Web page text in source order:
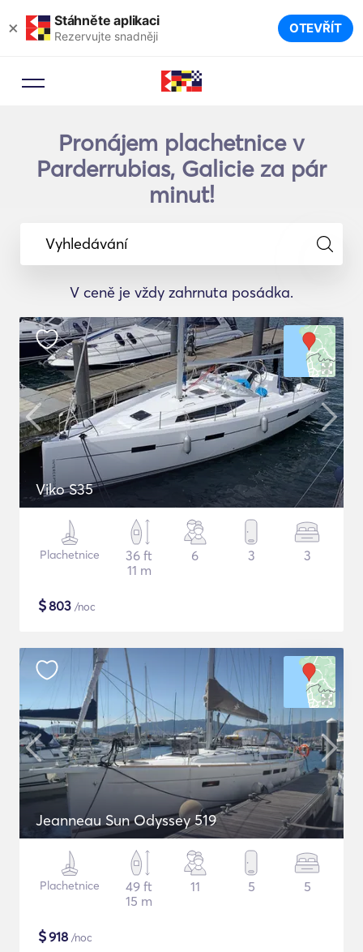
× Stáhněte aplikaci
Rezervujte snadněji OTEVŘÍT
Pronájem plachetnice v
Parderrubias, Galicie za pár
minut!
Vyhledávání
V ceně je vždy zahrnuta posádka.
Viko S35
Plachetnice
36 ft
11 m
6 3 3
$803 /noc
Jeanneau Sun Odyssey 519
Plachetnice
49 ft
15 m
11 5 5
$918 /noc